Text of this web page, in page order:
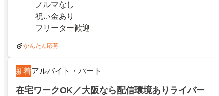
ノルマなし
祝い金あり
フリーター歓迎
かんたん応募
新着アルバイト・パート
在宅ワークOK／大阪なら配信環境ありライバー